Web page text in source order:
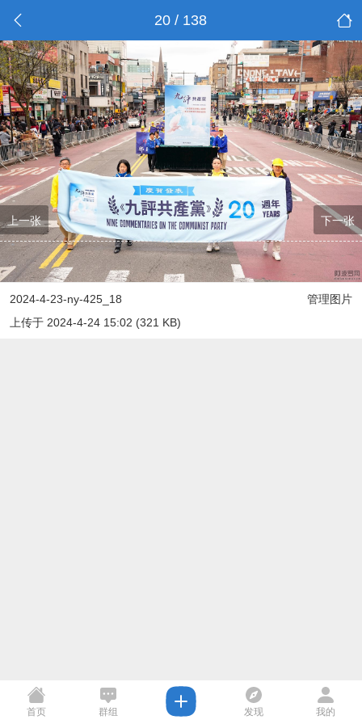
20 / 138
上一张 下一张
管理图片
2024-4-23-ny-425_18
上传于 2024-4-24 15:02 (321 KB)
首页 群组 发现 我的